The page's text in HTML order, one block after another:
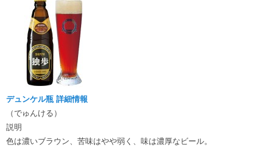
デュンケル瓶 詳細情報
（でゅんける）
説明
色は濃いブラウン、苦味はやや弱く、味は濃厚なビール。